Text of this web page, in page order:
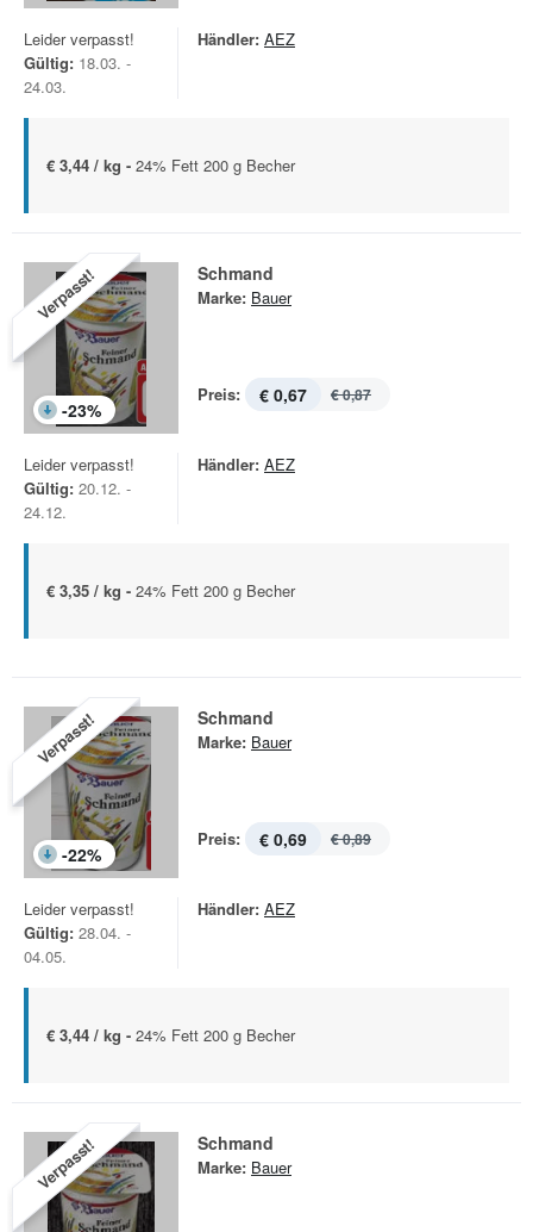
Leider verpasst!
Gültig: 18.03. -
24.03.
Händler: AEZ
€ 3,44 / kg - 24% Fett 200 g Becher
Verpasst!
-23%
Schmand
Marke: Bauer
Preis: € 0,67 € 0,87
Leider verpasst!
Gültig: 20.12. -
24.12.
Händler: AEZ
€ 3,35 / kg - 24% Fett 200 g Becher
Verpasst!
-22%
Schmand
Marke: Bauer
Preis: € 0,69 € 0,89
Leider verpasst!
Gültig: 28.04. -
04.05.
Händler: AEZ
€ 3,44 / kg - 24% Fett 200 g Becher
Verpasst! Schmand
Marke: Bauer